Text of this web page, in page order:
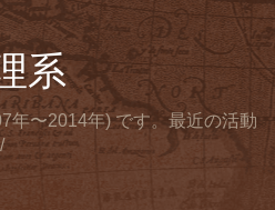
系
年〜2014年) です。最近の活動